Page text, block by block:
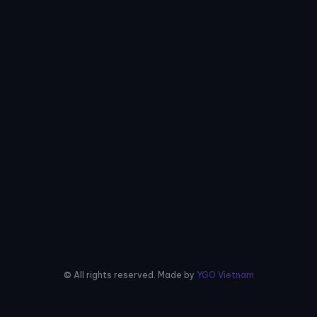
© All rights reserved. Made by YGO Vietnam